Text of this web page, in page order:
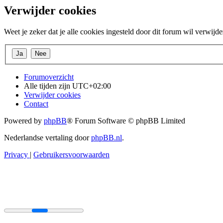
Verwijder cookies
Weet je zeker dat je alle cookies ingesteld door dit forum wil
Forumoverzicht
Alle tijden zijn UTC+02:00
Verwijder cookies
Contact
Powered by phpBB® Forum Software © phpBB Limited
Nederlandse vertaling doorphpBB.nl.
Privacy | Gebruikersvoorwaarden